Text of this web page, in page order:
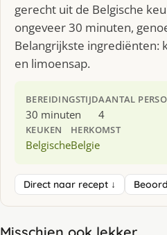
gerecht uit de Belgische
ongeveer 30 minuten,
Belangrijkste ingrediënten:
en limoensap.
BEREIDINGSTIJD
30 minuten
AANTAL
4
KEUKEN
Belgische
HERKOMST
Belgie
Direct naar recept ↓